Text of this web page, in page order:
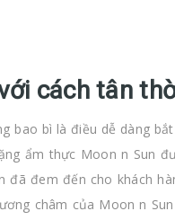
cách tân
bao bì là điều dễ dàng
ẩm thực Moon n Sun
đem đến cho khách
châm của Moon n